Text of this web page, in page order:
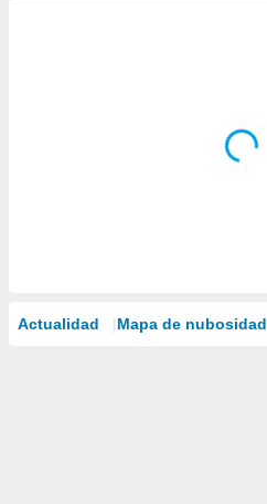
Actualidad Mapa de nubosidad